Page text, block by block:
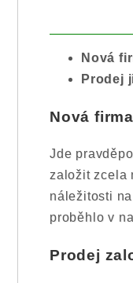
Nová
Prodej
Nová
Jde
založit zcela
náležitosti
proběhlo v
Prodej